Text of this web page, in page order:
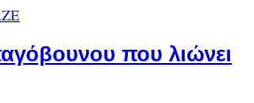
που λιώνει